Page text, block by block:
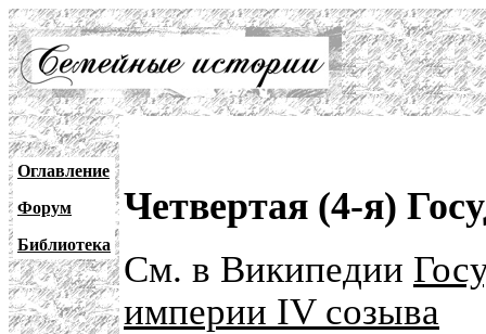
Оглавление
Форум
Библиотека
Четвертая (4-я)
См. в Википедии
империи IV созыва